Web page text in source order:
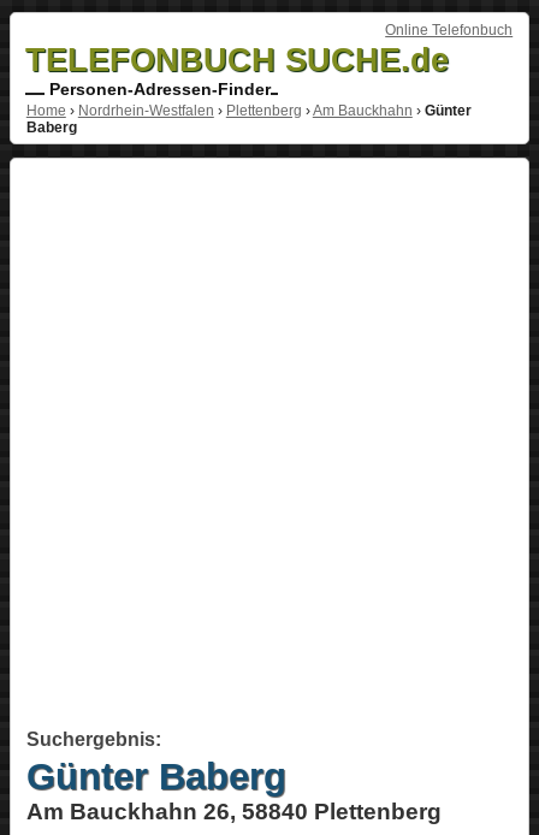
Online Telefonbuch
TELEFONBUCH SUCHE.de
Personen-Adressen-Finder
Home › Nordrhein-Westfalen › Plettenberg ›Am Bauckhahn › Günter
Baberg
Suchergebnis:
Günter Baberg
Am Bauckhahn 26, 58840 Plettenberg